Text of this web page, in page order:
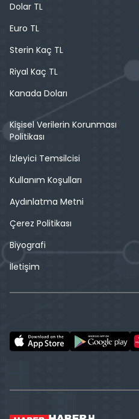
Dolar TL
Euro TL
Sterin Kaç TL
Riyal Kaç TL
Kanada Doları
Kişisel Verilerin Korunması
Politikası
İzleyici Temsilcisi
Kullanım Koşulları
Aydınlatma Metni
Çerez Politikası
Biyografi
İletişim